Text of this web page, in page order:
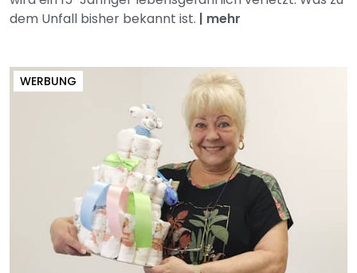
dem Unfall bisher bekannt ist. | mehr
WERBUNG